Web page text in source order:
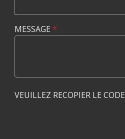
MESSAGE *
VEUILLEZ RECOPIER LE CODE